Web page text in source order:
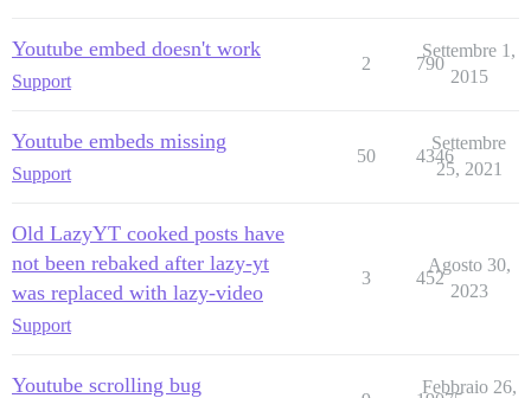
Youtube embed doesn't work
Support
2 790
Settembre 1,
2015
Youtube embeds missing
Support
50 4346
Settembre
25, 2021
Old LazyYT cooked posts have
not been rebaked after lazy-yt
was replaced with lazy-video
Support
3 452
Agosto 30,
2023
Youtube scrolling bug
Febbraio 26,